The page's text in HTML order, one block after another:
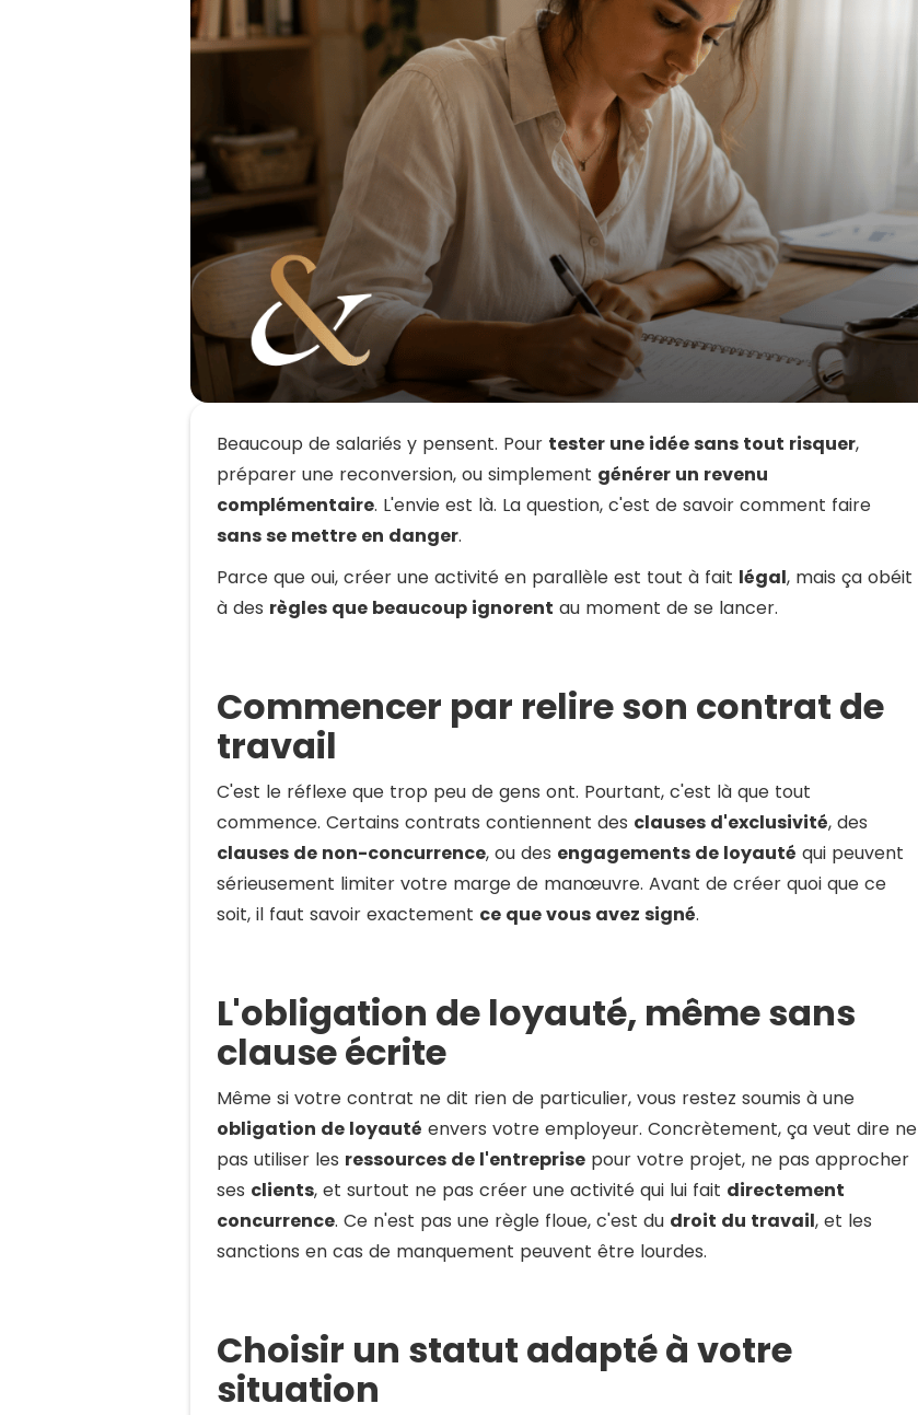
Beaucoup de salariés y pensent. Pour tester une idée sans tout risquer,
préparer une reconversion, ou simplement générer un revenu
complémentaire. L'envie est là. La question, c'est de savoir comment faire
sans se mettre en danger.
Parce que oui, créer une activité en parallèle est tout à fait légal, mais ça obéit
à des règles que beaucoup ignorent au moment de se lancer.
Commencer par relire son contrat de
travail
C'est le réflexe que trop peu de gens ont. Pourtant, c'est là que tout
commence. Certains contrats contiennent des clauses d'exclusivité, des
clauses de non-concurrence, ou des engagements de loyauté qui peuvent
sérieusement limiter votre marge de manœuvre. Avant de créer quoi que ce
soit, il faut savoir exactement ce que vous avez signé.
L'obligation de loyauté, même sans
clause écrite
Même si votre contrat ne dit rien de particulier, vous restez soumis à une
obligation de loyauté envers votre employeur. Concrètement, ça veut dire ne
pas utiliser les ressources de l'entreprise pour votre projet, ne pas approcher
ses clients, et surtout ne pas créer une activité qui lui fait directement
concurrence. Ce n'est pas une règle floue, c'est du droit du travail, et les
sanctions en cas de manquement peuvent être lourdes.
Choisir un statut adapté à votre
situation